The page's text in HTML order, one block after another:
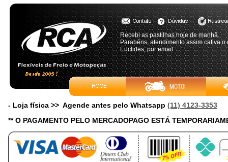
Recebi as pastilhas hoje de manhâ.
Parabéns, atendimento assim cativa
Euclides, por email
- Loja física >> Agende antes pelo Whatsapp (11) 4123-3353
** O PAGAMENTO PELO MERCADOPAGO ESTÁ